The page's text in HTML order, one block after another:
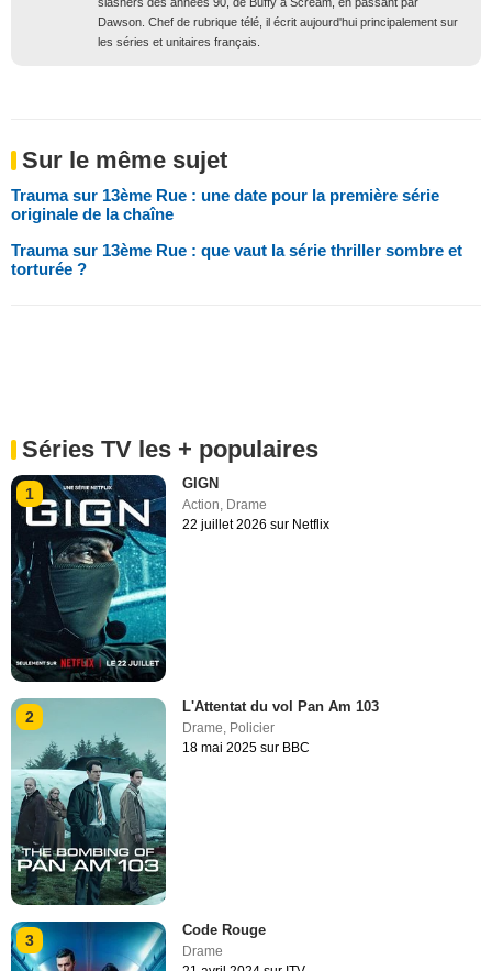
Dawson. Chef de rubrique télé, il écrit aujourd'hui principalement sur
les séries et unitaires français.
Sur le même sujet
Trauma sur 13ème Rue : une date pour la première série
originale de la chaîne
Trauma sur 13ème Rue : que vaut la série thriller sombre et
torturée ?
Séries TV les + populaires
1
GIGN
Action Drame
22 juillet 2026 sur Netflix
2
L'Attentat du vol Pan Am 103
Drame, Policier
18 mai 2025 sur BBC
3
Code Rouge
Drame